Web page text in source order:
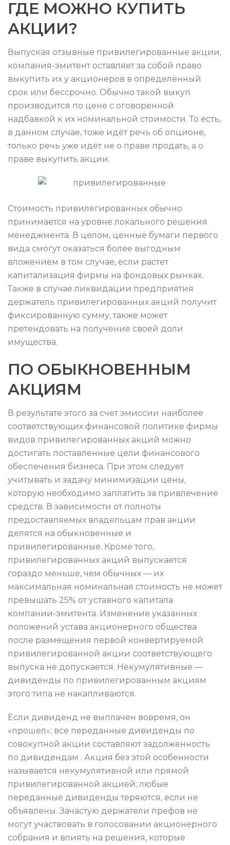
ГДЕ МОЖНО КУПИТЬ
АКЦИИ?
Выпуская отзывные привилегированные акции,
компания-эмитент оставляет за собой право
выкупить их у акционеров в определённый
срок или бессрочно. Обычно такой выкуп
производится по цене с оговоренной
надбавкой к их номинальной стоимости. То есть,
в данном случае, тоже идёт речь об опционе,
только речь уже идёт не о праве продать, а о
праве выкупить акции.
Стоимость привилегированных обычно
принимается на уровне локального решения
менеджмента. В целом, ценные бумаги первого
вида смогут оказаться более выгодным
вложением в том случае, если растет
капитализация фирмы на фондовых рынках.
Также в случае ликвидации предприятия
держатель привилегированных акций получит
фиксированную сумму, также может
претендовать на получение своей доли
имущества.
ПО ОБЫКНОВЕННЫМ
АКЦИЯМ
В результате этого за счет эмиссии наиболее
соответствующих финансовой политике фирмы
видов привилегированных акций можно
достигать поставленные цели финансового
обеспечения бизнеса. При этом следует
учитывать и задачу минимизации цены,
которую необходимо заплатить за привлечение
средств. В зависимости от полноты
предоставляемых владельцам прав акции
делятся на обыкновенные и
привилегированные. Кроме того,
привилегированных акций выпускается
гораздо меньше, чем обычных — их
максимальная номинальная стоимость не может
превышать 25% от уставного капитала
компании-эмитента. Изменение указанных
положений устава акционерного общества
после размещения первой конвертируемой
привилегированной акции соответствующего
выпуска не допускается. Некумулятивные —
дивиденды по привилегированным акциям
этого типа не накапливаются.
Если дивиденд не выплачен вовремя, он
«прошел»; все переданные дивиденды по
совокупной акции составляют задолженность
по дивидендам . Акция без этой особенности
называется некумулятивной или прямой
привилегированной акцией; любые
переданные дивиденды теряются, если не
объявлены. Зачастую держатели префов не
могут участвовать в голосовании акционерного
собрания и влиять на решения, которые